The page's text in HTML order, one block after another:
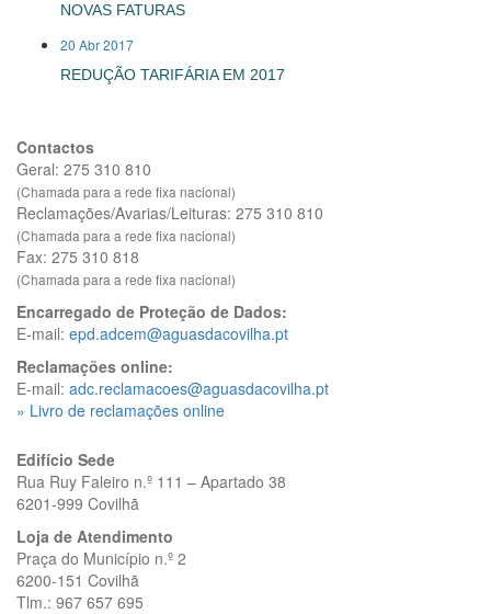
NOVAS FATURAS
20 Abr 2017
REDUÇÃO TARIFÁRIA EM 2017
Contactos
Geral: 275 310 810
(Chamada para a rede fixa nacional)
Reclamações/Avarias/Leituras: 275 310 810
(Chamada para a rede fixa nacional)
Fax: 275 310 818
(Chamada para a rede fixa nacional)
Encarregado de Proteção de Dados:
E-mail: epd.adcem@aguasdacovilha.pt
Reclamações online:
E-mail: adc.reclamacoes@aguasdacovilha.pt
» Livro de reclamações online
Edifício Sede
Rua Ruy Faleiro n.º 111 – Apartado 38
6201-999 Covilhã
Loja de Atendimento
Praça do Município n.º 2
6200-151 Covilhã
Tlm.: 967 657 695